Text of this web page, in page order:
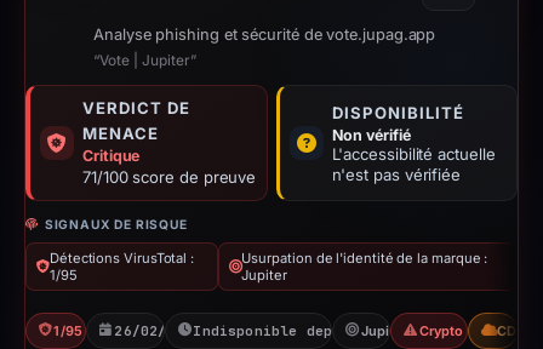
Analyse phishing et sécurité de vote.jupag.app
“Vote | Jupiter”
VERDICT DE
MENACE
Critique
71/100 score de preuve
DISPONIBILITÉ
Non vérifié
L'accessibilité actuelle
n'est pas vérifiée
SIGNAUX DE RISQUE
Détections VirusTotal :
1/95
Usurpation de l'identité de la marque :
Jupiter
1/95 VT 26/02/2026Indisponible depuis 15/02/2026
Jupiter Crypto ScamCDN